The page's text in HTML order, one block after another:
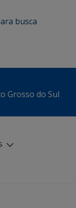
busca
Grosso do Sul